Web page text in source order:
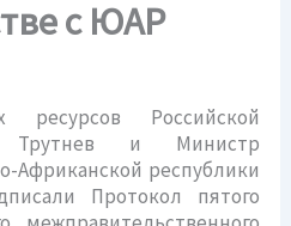
с ЮАР
ресурсов Российской
и Министр
Африканской республики
Протокол пятого